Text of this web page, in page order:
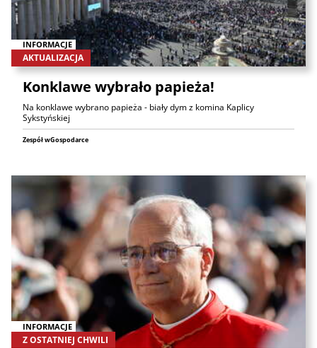
INFORMACJE
AKTUALIZACJA
Konklawe wybrało papieża!
Na konklawe wybrano papieża - biały dym z komina Kaplicy
Sykstyńskiej
Zespół wGospodarce
INFORMACJE
Z OSTATNIEJ CHWILI